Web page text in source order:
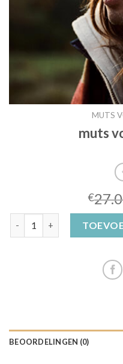
MUTS
muts
€
BEOORDELINGEN (0)